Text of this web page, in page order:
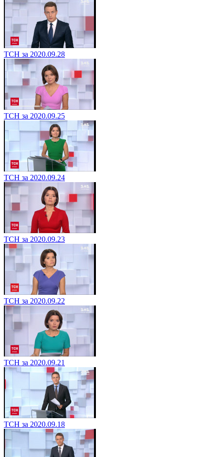
ТСН за 2020.09.28
ТСН за 2020.09.25
ТСН за 2020.09.24
ТСН за 2020.09.23
ТСН за 2020.09.22
ТСН за 2020.09.21
ТСН за 2020.09.18